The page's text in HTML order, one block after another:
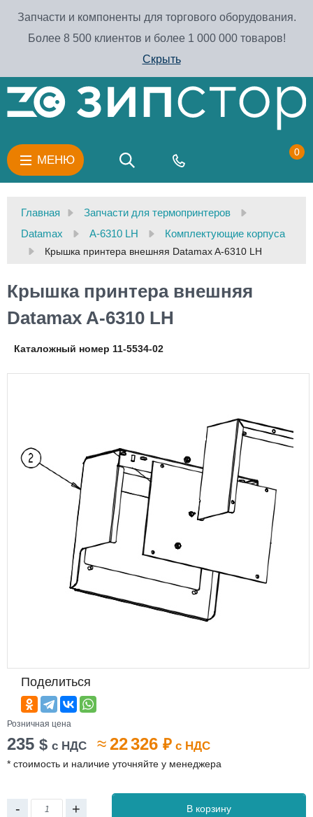
Запчасти и компоненты для торгового оборудования.
Более 8 500 клиентов и более 1 000 000 товаров!
Скрыть
МЕНЮ
0
Главная
Запчасти для термопринтеров
Datamax
A-6310 LH Комплектующие корпуса
Крышка принтера внешняя Datamax A-6310 LH
Крышка принтера внешняя
Datamax A-6310 LH
Каталожный номер 11-5534-02
Поделиться
Розничная цена
235 $ с НДС ≈22 326 ₽ с НДС
* стоимость и наличие уточняйте у менеджера
- + В корзину